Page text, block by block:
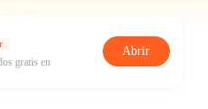
gratis en
Abrir